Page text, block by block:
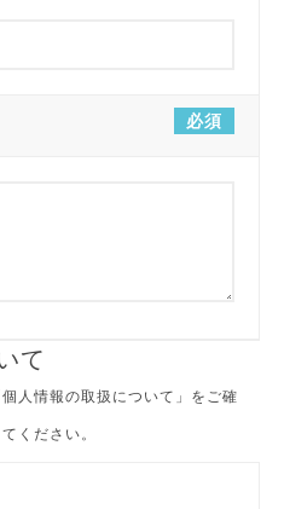
必須
て
人情報の取扱について」をご確
ください。